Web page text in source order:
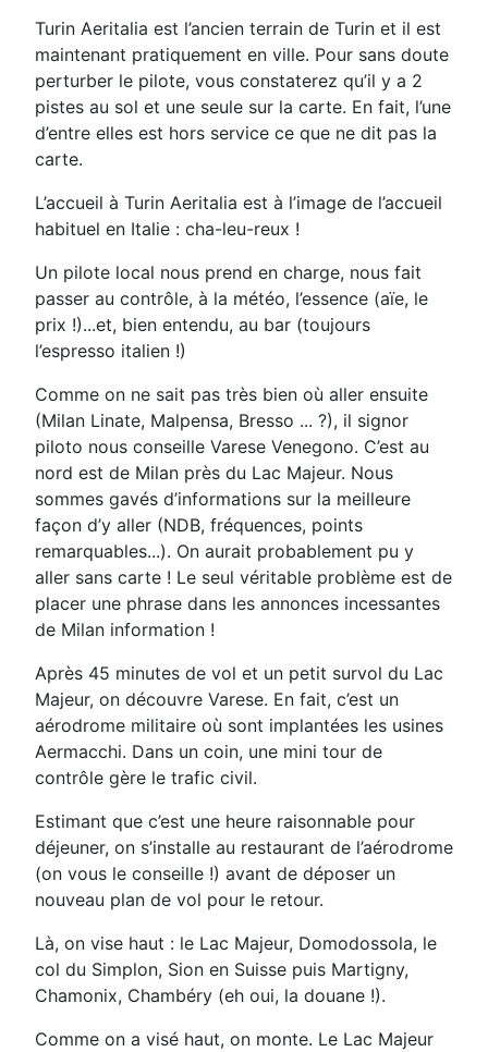
Turin Aeritalia est l’ancien terrain de Turin et il est
maintenant pratiquement en ville. Pour sans doute
perturber le pilote, vous constaterez qu’il y a 2
pistes au sol et une seule sur la carte. En fait, l’une
d’entre elles est hors service ce que ne dit pas la
carte.
L’accueil à Turin Aeritalia est à l’image de l’accueil
habituel en Italie : cha-leu-reux !
Un pilote local nous prend en charge, nous fait
passer au contrôle, à la météo, l’essence (aïe, le
prix !)...et, bien entendu, au bar (toujours
l’espresso italien !)
Comme on ne sait pas très bien où aller ensuite
(Milan Linate, Malpensa, Bresso ... ?), il signor
piloto nous conseille Varese Venegono. C’est au
nord est de Milan près du Lac Majeur. Nous
sommes gavés d’informations sur la meilleure
façon d’y aller (NDB, fréquences, points
remarquables...). On aurait probablement pu y
aller sans carte ! Le seul véritable problème est de
placer une phrase dans les annonces incessantes
de Milan information !
Après 45 minutes de vol et un petit survol du Lac
Majeur, on découvre Varese. En fait, c’est un
aérodrome militaire où sont implantées les usines
Aermacchi. Dans un coin, une mini tour de
contrôle gère le trafic civil.
Estimant que c’est une heure raisonnable pour
déjeuner, on s’installe au restaurant de l’aérodrome
(on vous le conseille !) avant de déposer un
nouveau plan de vol pour le retour.
Là, on vise haut : le Lac Majeur, Domodossola, le
col du Simplon, Sion en Suisse puis Martigny,
Chamonix, Chambéry (eh oui, la douane !).
Comme on a visé haut, on monte. Le Lac Majeur